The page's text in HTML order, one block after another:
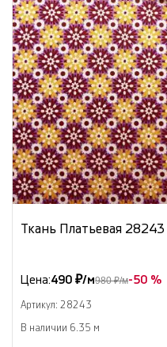
Ткань Платьевая 28243
Цена:490 ₽/м980 ₽/м-50 %
Артикул: 28243
В наличии 6.35 м